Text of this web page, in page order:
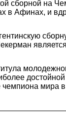
сборной на
в Афинах, и